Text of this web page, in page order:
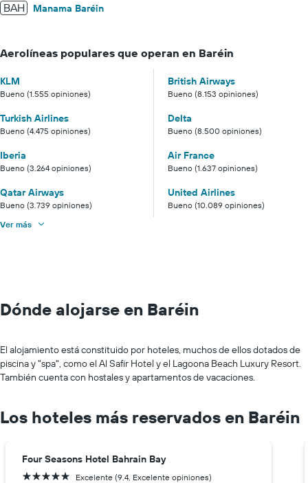
BAH Manama Baréin
Aerolíneas populares que operan en Baréin
KLM
Bueno (1.555 opiniones)
British Airways
Bueno (8.153 opiniones)
Turkish Airlines
Bueno (4.475 opiniones)
Delta
Bueno (8.500 opiniones)
Iberia
Bueno (3.264 opiniones)
Air France
Bueno (1.637 opiniones)
Qatar Airways
Bueno (3.739 opiniones)
United Airlines
Bueno (10.089 opiniones)
Ver más
Dónde alojarse en Baréin
El alojamiento está constituido por hoteles, muchos de ellos dotados de
piscina y "spa", como el Al Safir Hotel y el Lagoona Beach Luxury Resort.
También cuenta con hostales y apartamentos de vacaciones.
Los hoteles más reservados en Baréin
Four Seasons Hotel Bahrain Bay
5 estrellas Excelente (9.4, Excelente opiniones)